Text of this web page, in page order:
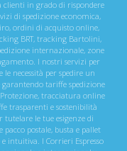
clienti in grado di rispondere
di spedizione economica,
ordini di acquisto online,
BRT, tracking Bartolini,
internazionale, zone
I nostri servizi per
necessità per spedire un
tariffe spedizione
tracciatura online
trasparenti e sostenibilità
le tue esigenze di
postale, busta e pallet
intuitiva. I Corrieri Espresso